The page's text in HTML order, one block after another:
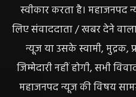
स्वीकार करता है। महाजनपद
लिए संवाददाता / खबर देने
न्यूज या उसके स्वामी,
जिम्मेदारी नहीं होगी, सभी
महाजनपद न्यूज की विषय